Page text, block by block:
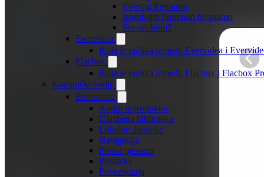
Evertag Premium
Isprobajte Premium besplatno
Što odabrati?
Evervideo
Koja je razlika između Evervidea i
Flacbox
Koja je razlika između Flacbox i Flacbox
Korisnički vodič
Evermusic
Audio reproduktor
Glazbena biblioteka
Lokalne datoteke
Navigacija
Popisi pjesama
Postavke
Povezivanja